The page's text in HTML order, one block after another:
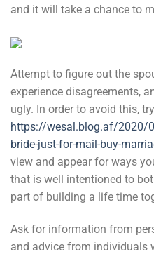
and it will take a chance to
Attempt to figure out the
experience disagreements,
ugly. In order to avoid this,
https://wesal.blog.af/2020/
bride-just-for-mail-buy-
view and appear for ways
that is well intentioned to
part of building a life time
Ask for information from
and advice from individuals